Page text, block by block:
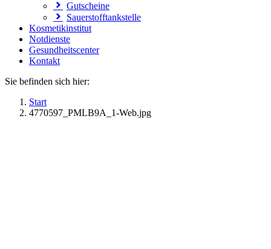
Gutscheine
Sauerstofftankstelle
Kosmetikinstitut
Notdienste
Gesundheitscenter
Kontakt
Sie befinden sich hier:
Start
4770597_PMLB9A_1-Web.jpg